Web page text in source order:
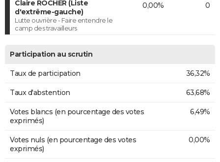
Claire ROCHER (Liste
d'extrême-gauche)
Lutte ouvrière - Faire entendre le
camp des travailleurs
0,00% 0
Participation au scrutin
Taux de participation 36,32%
Taux d'abstention 63,68%
Votes blancs (en pourcentage des votes
exprimés)
6,49%
Votes nuls (en pourcentage des votes
exprimés)
0,00%